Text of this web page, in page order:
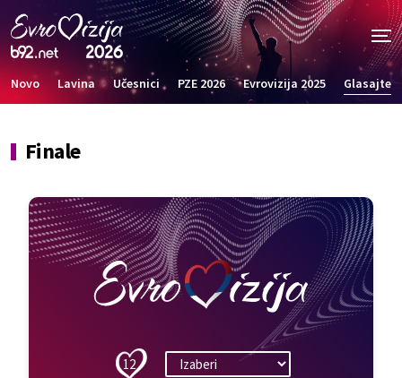
Novo Lavina Učesnici PZE 2026 Evrovizija 2025 Glasajte
Finale